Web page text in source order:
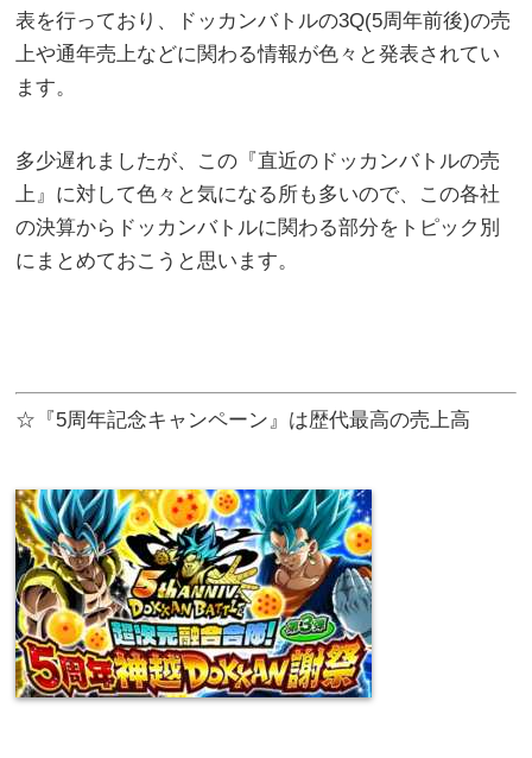
表を行っており、ドッカンバトルの3Q(5周年前後)の売
上や通年売上などに関わる情報が色々と発表されてい
ます。
多少遅れましたが、この『直近のドッカンバトルの売
上』に対して色々と気になる所も多いので、この各社
の決算からドッカンバトルに関わる部分をトピック別
にまとめておこうと思います。
☆『5周年記念キャンペーン』は歴代最高の売上高